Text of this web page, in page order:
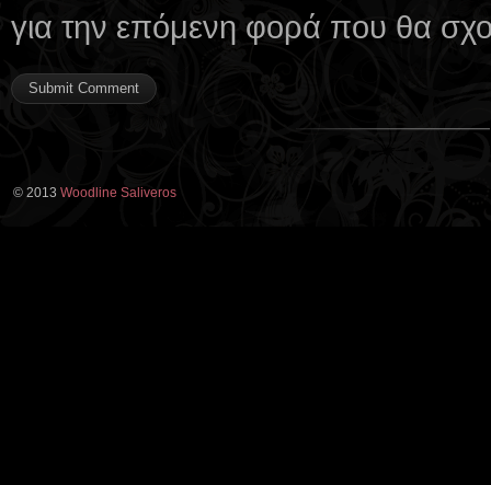
για την επόμενη φορά που θα
© 2013 Woodline Saliveros